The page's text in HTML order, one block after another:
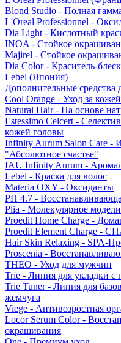
Blond Studio - Полная
L'Oreal Professionnel -
Dia Light - Кислотный
INOA - Стойкое
Majirel - Стойкое
Dia Color - Краситель-
Lebel (Япония)
Дополнительные
Cool Orange - Уход за
Natural Hair - На основе
Estessimo Celcert -
кожей головы
Infinity Aurum Salon Care -
"Абсолютное счастье"
IAU Infinity Aurum -
Lebel - Краска для волос
Materia OXY - Оксиданты
PH 4.7 -
Plia - Молекулярное
Proedit Home Charge -
Proedit Element Charge -
Hair Skin Relaxing - SPA-
Proscenia -
THEO - Уход для мужчин
Trie - Линия для укладки с
Trie Tuner - Линия для
жемчуга
Viege - Антивозростная
Locor Serum Color -
окрашивания